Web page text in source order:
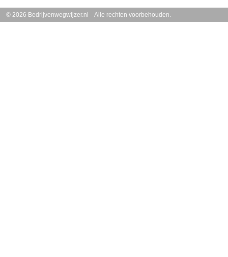
© 2026 Bedrijvenwegwijzer.nl Alle rechten voorbehouden.